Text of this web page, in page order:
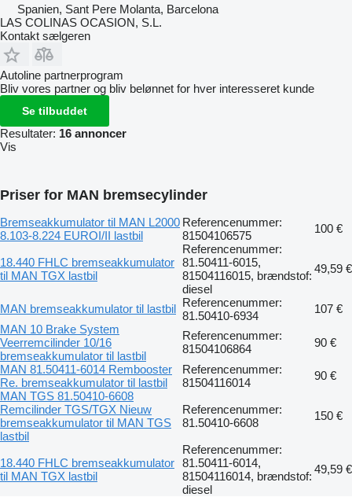
Spanien, Sant Pere Molanta, Barcelona
LAS COLINAS OCASION, S.L.
Kontakt sælgeren
Autoline partnerprogram
Bliv vores partner og bliv belønnet for hver interesseret kunde
Se tilbuddet
Resultater: 16 annoncer
Vis
Priser for MAN bremsecylinder
Bremseakkumulator til MAN L2000
8.103-8.224 EUROI/II lastbil
Referencenummer:
81504106575
100 €
18.440 FHLC bremseakkumulator
til MAN TGX lastbil
Referencenummer:
81.50411-6015,
81504116015, brændstof:
diesel
49,59 €
MAN bremseakkumulator til lastbil Referencenummer:
81.50410-6934
107 €
MAN 10 Brake System
Veerremcilinder 10/16
bremseakkumulator til lastbil
Referencenummer:
81504106864
90 €
MAN 81.50411-6014 Rembooster
Re. bremseakkumulator til lastbil
Referencenummer:
81504116014
90 €
MAN TGS 81.50410-6608
Remcilinder TGS/TGX Nieuw
bremseakkumulator til MAN TGS
lastbil
Referencenummer:
81.50410-6608
150 €
18.440 FHLC bremseakkumulator
til MAN TGX lastbil
Referencenummer:
81.50411-6014,
81504116014, brændstof:
diesel
49,59 €